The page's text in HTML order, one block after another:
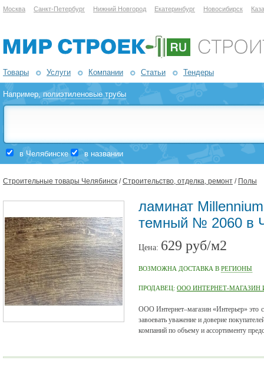
Москва Санкт-Петербург Нижний Новгород Екатеринбург Новосибирск
Товары Услуги Компании Статьи Тендеры
Например,полиэтиленовые трубы
в Челябинске в названии
Строительные товары Челябинск /Строительство, отделка, ремонт / Полы
ламинат
темный № 2060 в
Цена: 629 руб/м2
ВОЗМОЖНА ДОСТАВКА В РЕГИОНЫ
ПРОДАВЕЦ: ООО ИНТЕРНЕТ-МАГАЗИН
ООО Интернет–магазин «Интерьер» это
завоевать уважение и доверие
компаний по объему и ассортименту